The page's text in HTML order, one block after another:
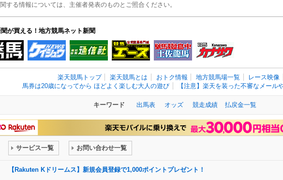
する情報については、主催者発表のものとご照合ください。
が買える！地方競馬ネット新聞
楽天競馬トップ 楽天競馬とは おトク情報 地方競馬場一覧
レース映像
馬券は20歳になってから ほどよく楽しむ大人の遊び
【注意】楽天を装った不審なメール
キーワード 出馬表 オッズ 競走成績 払戻金一覧
サービス一覧 お問い合わせ一覧
【Rakuten Kドリームス】新規会員登録で1,000ポイントプレゼント！